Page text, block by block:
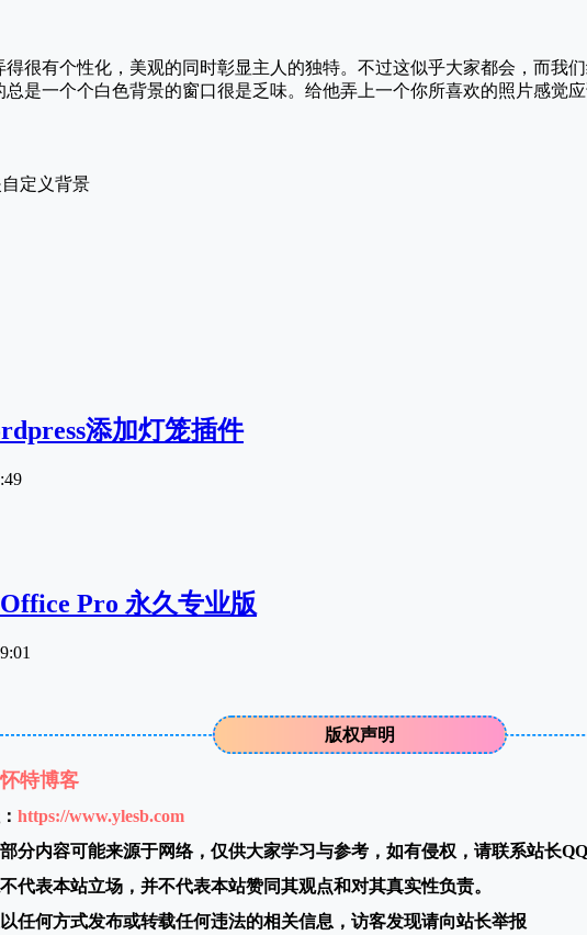
得很有个性化，美观的同时彰显主人的独特。不过这似乎大家都会，而我
是一个个白色背景的窗口很是乏味。给他弄上一个你所喜欢的照片感觉应
添加灯笼插件
Pro 永久专业版
版权声明
怀特博客
https://www.ylesb.com
分内容可能来源于网络，仅供大家学习与参考，如有侵权，请联系站长QQ
代表本站立场，并不代表本站赞同其观点和对其真实性负责。
任何方式发布或转载任何违法的相关信息，访客发现请向站长举报